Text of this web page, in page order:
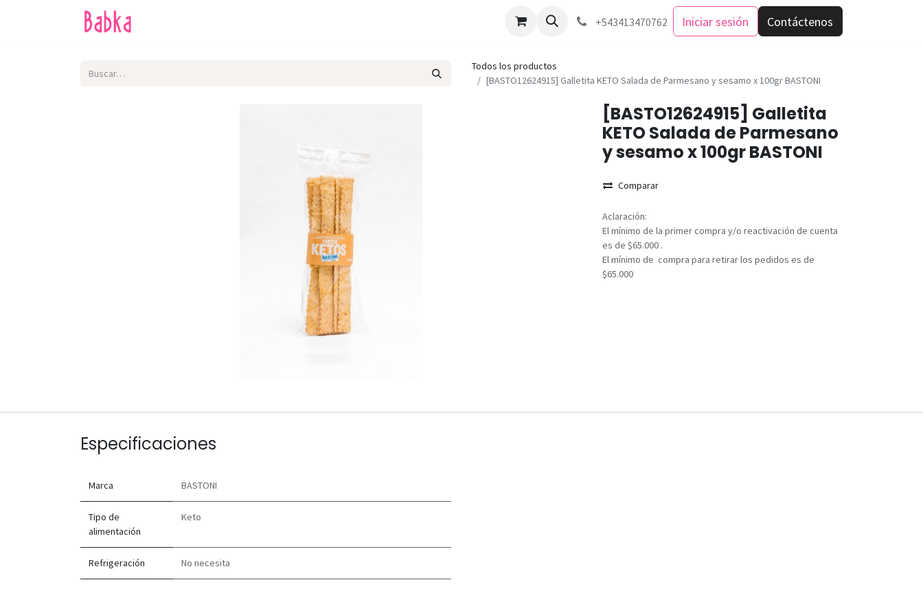
Como comprar +543413470762 Iniciar sesión Contáctenos
Todos los productos
[BASTO12624915] Galletita KETO Salada de Parmesano y sesamo x 100gr BASTONI
[BASTO12624915] Galletita
KETO Salada de Parmesano
y sesamo x 100gr BASTONI
Comparar
Aclaración:
El mínimo de la primer compra y/o reactivación de cuenta
es de $65.000 .
El mínimo de compra para retirar los pedidos es de
$65.000
Especificaciones
Marca BASTONI
Tipo de
alimentación
Keto
Refrigeración No necesita